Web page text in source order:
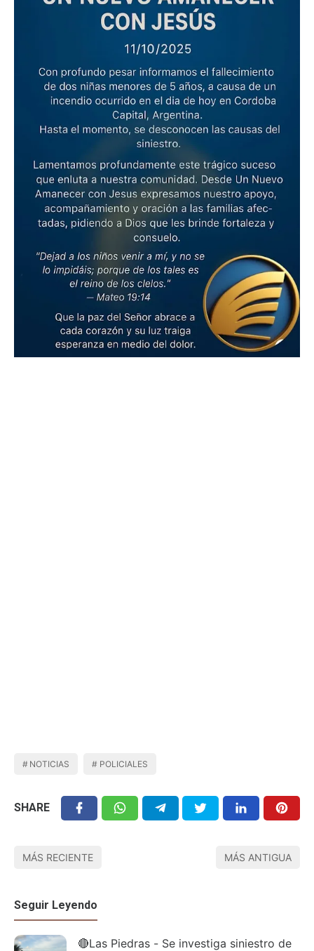
NOTICIAS POLICIALES
SHARE
MÁS RECIENTE MÁS ANTIGUA
Seguir Leyendo
🔴Las Piedras - Se investiga siniestro de